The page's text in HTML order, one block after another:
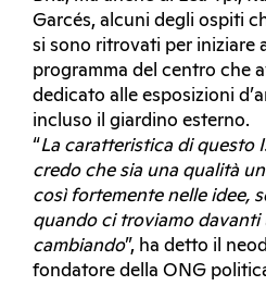
Garcés, alcuni degli ospiti
si sono ritrovati per iniziare
programma del centro che
dedicato alle esposizioni
incluso il giardino esterno.
“La caratteristica di questo
credo che sia una qualità
così fortemente nelle idee,
quando ci troviamo davanti
cambiando”, ha detto il
fondatore della ONG